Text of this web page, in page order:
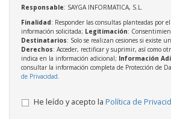
Responsable: SAYGA INFORMATICA, S.L.
Finalidad: Responder las consultas planteadas por
información solicitada; Legitimación:
Destinatarios: Solo se realizan cesiones si existe
Derechos: Acceder, rectificar y suprimir, así como
indica en la información adicional; Información
consultar la información completa de Protección de
de Privacidad.
He leído y acepto la Política de